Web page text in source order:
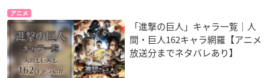
アニメ
「進撃の巨人」キャラ一覧｜人
間・巨人162キャラ網羅【アニメ
放送分までネタバレあり】